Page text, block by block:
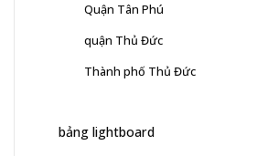
Quận Tân Phú
quận Thủ Đức
Thành phố Thủ Đức
bảng lightboard